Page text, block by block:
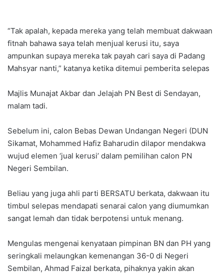
“Tak apalah, kepada mereka yang telah membuat dakwaan
fitnah bahawa saya telah menjual kerusi itu, saya
ampunkan supaya mereka tak payah cari saya di Padang
Mahsyar nanti,” katanya ketika ditemui pemberita selepas
Majlis Munajat Akbar dan Jelajah PN Best di Sendayan,
malam tadi.
Sebelum ini, calon Bebas Dewan Undangan Negeri (DUN
Sikamat, Mohammed Hafiz Baharudin dilapor mendakwa
wujud elemen ‘jual kerusi’ dalam pemilihan calon PN
Negeri Sembilan.
Beliau yang juga ahli parti BERSATU berkata, dakwaan itu
timbul selepas mendapati senarai calon yang diumumkan
sangat lemah dan tidak berpotensi untuk menang.
Mengulas mengenai kenyataan pimpinan BN dan PH yang
seringkali melaungkan kemenangan 36-0 di Negeri
Sembilan, Ahmad Faizal berkata, pihaknya yakin akan